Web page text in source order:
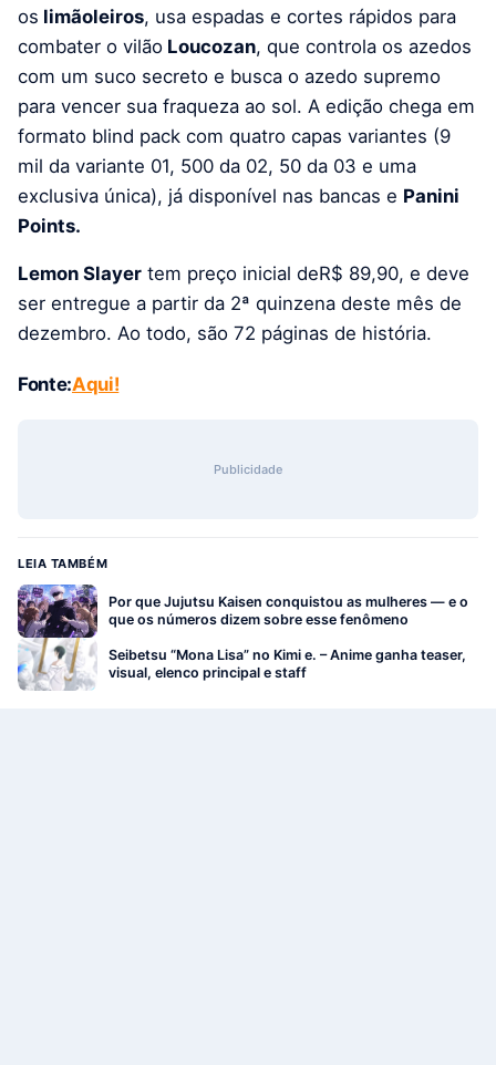
os limãoleiros, usa espadas e cortes rápidos para
combater o vilão Loucozan, que controla os azedos
com um suco secreto e busca o azedo supremo
para vencer sua fraqueza ao sol. A edição chega em
formato blind pack com quatro capas variantes (9
mil da variante 01, 500 da 02, 50 da 03 e uma
exclusiva única), já disponível nas bancas e Panini
Points.
Lemon Slayer tem preço inicial deR$ 89,90, e deve
ser entregue a partir da 2ª quinzena deste mês de
dezembro. Ao todo, são 72 páginas de história.
Fonte:Aqui!
Publicidade
LEIA TAMBÉM
Por que Jujutsu Kaisen conquistou as mulheres — e o
que os números dizem sobre esse fenômeno
Seibetsu “Mona Lisa” no Kimi e. – Anime ganha teaser,
visual, elenco principal e staff